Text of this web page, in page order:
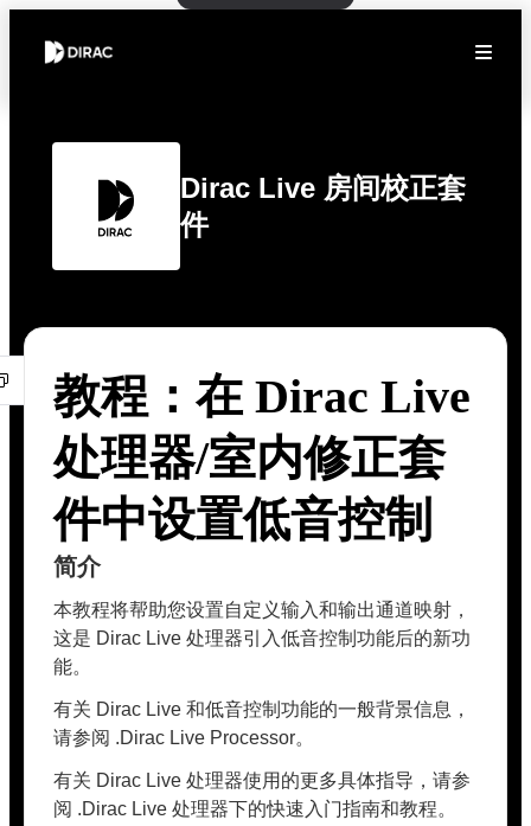
Dirac Live 房间校正套
件
教程：在 Dirac Live
处理器/室内修正套
件中设置低音控制
简介
本教程将帮助您设置自定义输入和输出通道映射，
这是 Dirac Live 处理器引入低音控制功能后的新功
能。
有关 Dirac Live 和低音控制功能的一般背景信息，
请参阅 .Dirac Live Processor。
有关 Dirac Live 处理器使用的更多具体指导，请参
阅 .Dirac Live 处理器下的快速入门指南和教程。